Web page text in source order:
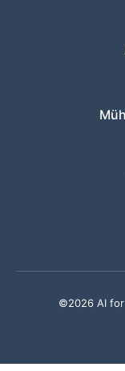
©2026 AI for